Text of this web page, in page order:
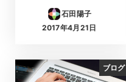
石田陽子
投稿日
2017年4月21日
ブログ